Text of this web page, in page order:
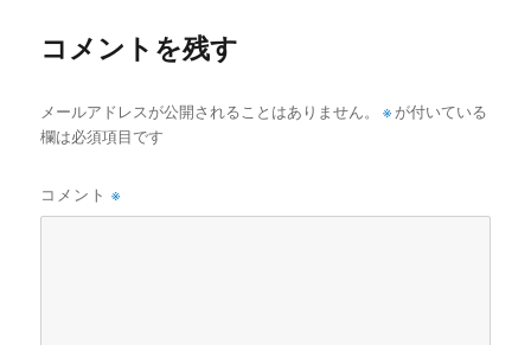
コメントを残す
メールアドレスが公開されることはありません。 ※が付いている
欄は必須項目です
コメント※